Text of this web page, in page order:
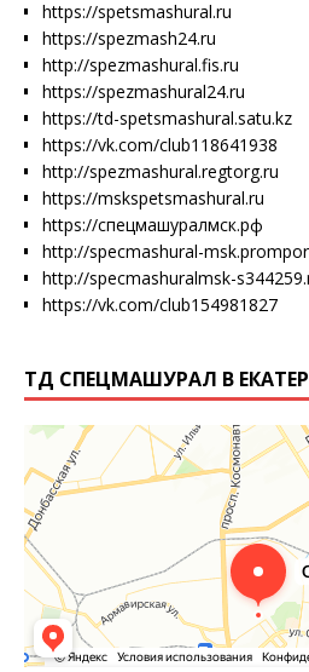
https://spetsmashural.ru
https://spezmash24.ru
http://spezmashural.fis.ru
https://spezmashural24.ru
https://td-spetsmashural.satu.kz
https://vk.com/club118641938
http://spezmashural.regtorg.ru
https://mskspetsmashural.ru
https://спецмашуралмск.рф
http://specmashural-
http://specmashuralmsk-
https://vk.com/club154981827
ТД СПЕЦМАШУРАЛ В